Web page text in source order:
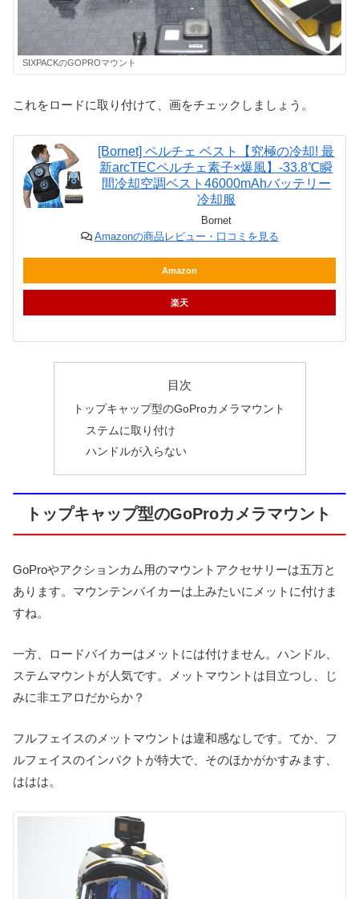
SIXPACKのGOPROマウント
これをロードに取り付けて、画をチェックしましょう。
[Bornet] ペルチェ ベスト【究極の冷却! 最
新arcTECペルチェ素子×爆風】-33.8℃瞬
間冷却空調ベスト46000mAhバッテリー
冷却服
Bornet
Amazonの商品レビュー・口コミを見る
Amazon
楽天
目次
トップキャップ型のGoProカメラマウント
ステムに取り付け
ハンドルが入らない
トップキャップ型のGoProカメラマウント
GoProやアクションカム用のマウントアクセサリーは五万と
あります。マウンテンバイカーは上みたいにメットに付けま
すね。
一方、ロードバイカーはメットには付けません。ハンドル、
ステムマウントが人気です。メットマウントは目立つし、じ
みに非エアロだからか？
フルフェイスのメットマウントは違和感なしです。てか、フ
ルフェイスのインパクトが特大で、そのほかがかすみます、
ははは。